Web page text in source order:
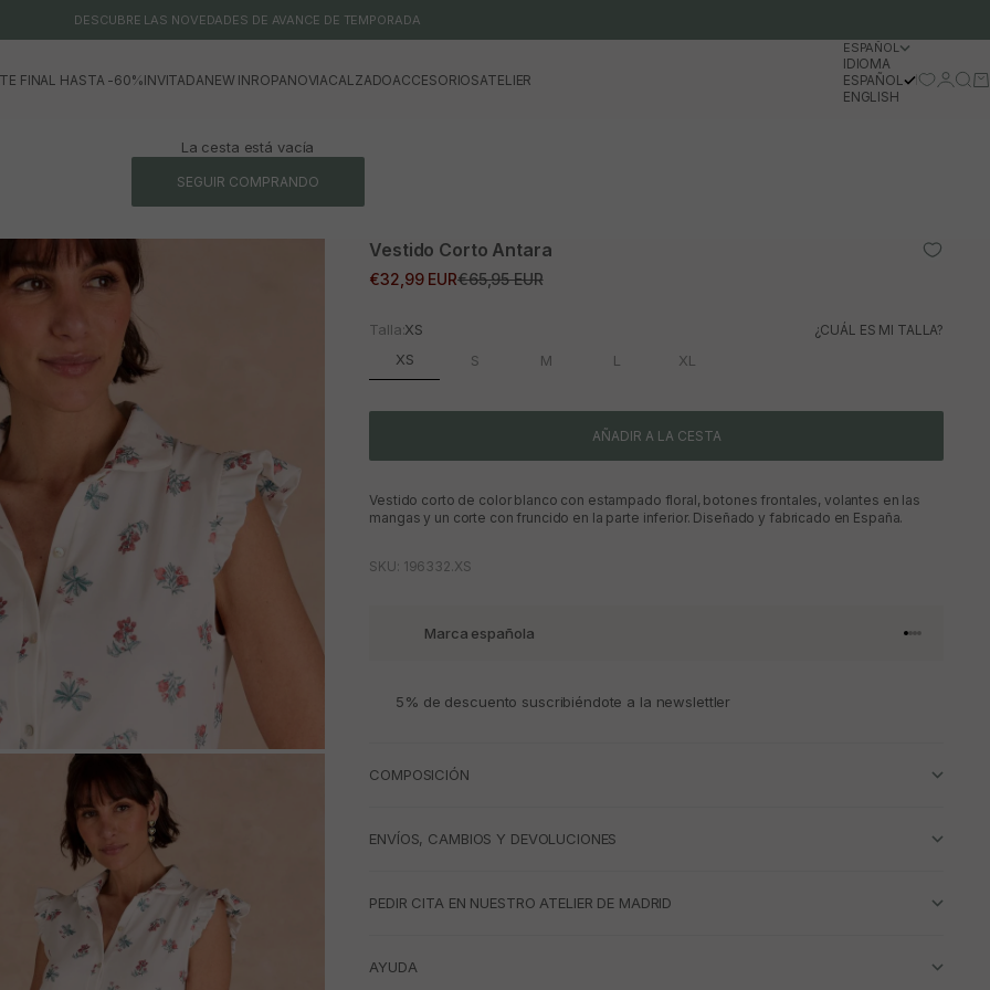
DESCUBRE LAS NOVEDADES DE AVANCE DE TEMPORADA
FINAL HASTA -60%INVITADANEW INROPANOVIACALZADOACCESORIOSATELIER
ESPAÑOL
IDIOMA
ESPAÑOL
ENGLISH
Iniciar
La cesta está vacía
SEGUIR COMPRANDO
Vestido Corto Antara
Precio de oferta
€32,99 EURPrecio normal
€65,95 EUR
Talla:XS ¿CUÁL ES MI TALLA?
XS S M L XL
AÑADIR A LA CESTA
Vestido corto de color blanco con estampado floral, botones frontales, volantes en las
mangas y un corte con fruncido en la parte inferior. Diseñado y fabricado en España.
SKU: 196332.XS
Marca española Ir al artículo
Ir al
Ir al
Ir al
5% de descuento suscribiéndote a la newslettler
COMPOSICIÓN
ENVÍOS, CAMBIOS Y DEVOLUCIONES
PEDIR CITA EN NUESTRO ATELIER DE MADRID
AYUDA